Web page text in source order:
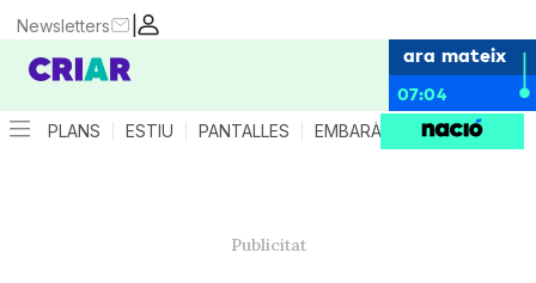
|
Newsletters
ara mateix
07:04
PLANS ESTIU PANTALLES EMBARÀS CRIANÇA